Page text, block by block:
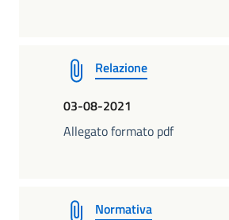
Relazione
03-08-2021
Allegato formato pdf
Normativa